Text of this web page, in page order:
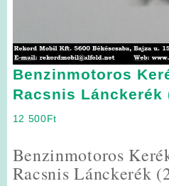
Benzinmotoros
Racsnis Lánckerék
12 500Ft
Benzinmotoros
Racsnis Lánckerék